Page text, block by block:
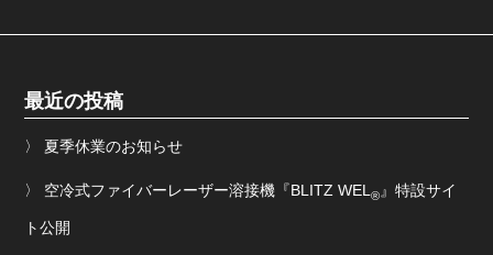
最近の投稿
夏季休業のお知らせ
空冷式ファイバーレーザー溶接機『BLITZ WEL®︎ 』特設サイ
ト公開